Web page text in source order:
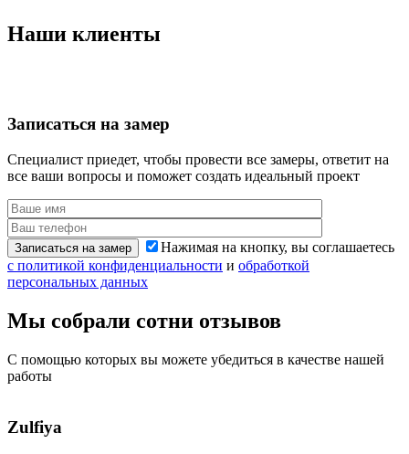
Наши клиенты
Записаться на замер
Специалист приедет, чтобы провести все замеры, ответит на
все ваши вопросы и поможет создать идеальный проект
Записаться на замер
Нажимая на кнопку, вы соглашаетесь
с политикой конфиденциальности и обработкой
персональных данных
Мы собрали сотни отзывов
С помощью которых вы можете убедиться в качестве нашей
работы
Zulfiya